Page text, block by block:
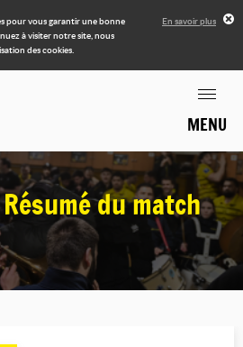
pour vous garantir une bonne
à visiter notre site, nous
des cookies.
En savoir plus
MENU
du match